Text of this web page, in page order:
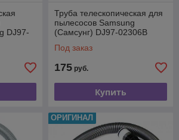
DJ97-
Труба телескопическая для
пылесосов Samsung
(Самсунг) DJ97-02306B
Под заказ
175 руб.
Купить
ОРИГИНАЛ